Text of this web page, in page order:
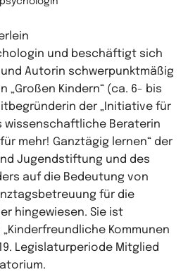
und beschäftigt sich
Autorin schwerpunktmäßig
„Großen Kindern“ (ca. 6- bis
der „Initiative für
wissenschaftliche Beraterin
mehr! Ganztägig lernen“ der
Jugendstiftung und des
auf die Bedeutung von
für die
hingewiesen. Sie ist
Kommunen
Legislaturperiode Mitglied